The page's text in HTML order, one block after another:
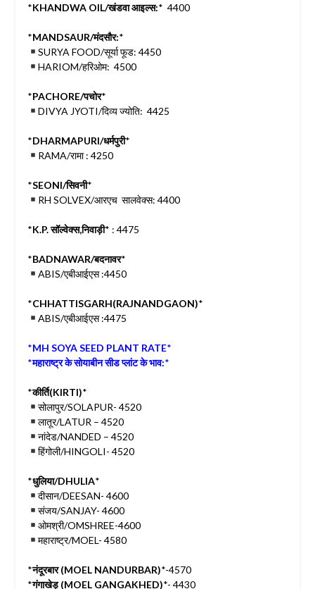
*KHANDWA OIL/खंडवा आइल्स:* 4400
*MANDSAUR/मंदसौर:*
SURYA FOOD/सूर्या फूड: 4450
HARIOM/हरिओम: 4500
*PACHORE/पचोर*
DIVYA JYOTI/दिव्य ज्योति: 4425
*DHARMAPURI/धर्मपुरी*
RAMA/रामा : 4250
*SEONI/सिवनी*
RH SOLVEX/आरएच सालवेक्स: 4400
*K.P. सॉल्वेक्स,निवाड़ी* : 4475
*BADNAWAR/बदनावर*
ABIS/एबीआईएस :4450
*CHHATTISGARH(RAJNANDGAON)*
ABIS/एबीआईएस :4475
*MH SOYA SEED PLANT RATE*
*महाराष्ट्र के सोयाबीन सीड प्लांट के भाव:*
*कीर्ति(KIRTI)*
सोलापुर/SOLAPUR- 4520
लातूर/LATUR – 4520
नांदेड/NANDED – 4520
हिंगोली/HINGOLI- 4520
*धुलिया/DHULIA*
दीसान/DEESAN- 4600
संजय/SANJAY- 4600
ओमश्री/OMSHREE-4600
महाराष्ट्र/MOEL- 4580
*नंदूरबार (MOEL NANDURBAR)*-4570
*गंगाखेड़ (MOEL GANGAKHED)*- 4430